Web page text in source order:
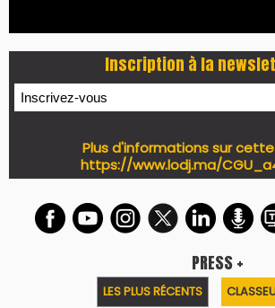
Inscription à la
Plus d'informations sur
https://www.lodj.ma/
PRESS +
LES PLUS RÉCENTS